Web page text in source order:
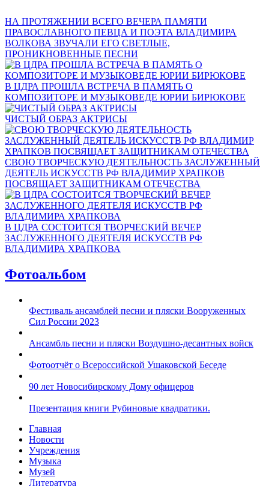
НА ПРОТЯЖЕНИИ ВСЕГО ВЕЧЕРА ПАМЯТИ
ПРАВОСЛАВНОГО ПЕВЦА И ПОЭТА ВЛАДИМИРА
ВОЛКОВА ЗВУЧАЛИ ЕГО СВЕТЛЫЕ,
ПРОНИКНОВЕННЫЕ ПЕСНИ
В ЦДРА ПРОШЛА ВСТРЕЧА В ПАМЯТЬ О
КОМПОЗИТОРЕ И МУЗЫКОВЕДЕ ЮРИИ БИРЮКОВЕ
ЧИСТЫЙ ОБРАЗ АКТРИСЫ
СВОЮ ТВОРЧЕСКУЮ ДЕЯТЕЛЬНОСТЬ ЗАСЛУЖЕННЫЙ
ДЕЯТЕЛЬ ИСКУССТВ РФ ВЛАДИМИР ХРАПКОВ
ПОСВЯЩАЕТ ЗАЩИТНИКАМ ОТЕЧЕСТВА
В ЦДРА СОСТОИТСЯ ТВОРЧЕСКИЙ ВЕЧЕР
ЗАСЛУЖЕННОГО ДЕЯТЕЛЯ ИСКУССТВ РФ
ВЛАДИМИРА ХРАПКОВА
Фотоальбом
Фестиваль ансамблей песни и пляски Вооруженных
Сил России 2023
Ансамбль песни и пляски Воздушно-десантных войск
Фотоотчёт о Всероссийской Ушаковской Беседе
90 лет Новосибирскому Дому офицеров
Презентация книги Рубиновые квадратики.
Главная
Новости
Учреждения
Музыка
Музей
Литература